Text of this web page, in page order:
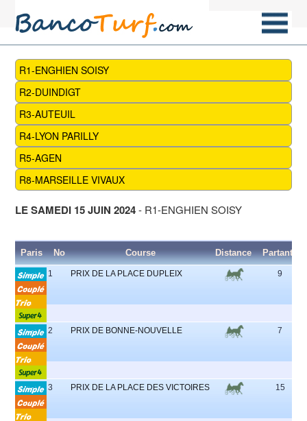
R1-ENGHIEN SOISY
R2-DUINDIGT
R3-AUTEUIL
R4-LYON PARILLY
R5-AGEN
R8-MARSEILLE VIVAUX
LE SAMEDI 15 JUIN 2024- R1-ENGHIEN SOISY
Paris No Course Distance Partants
1 PRIX DE LA PLACE DUPLEIX 9
2 PRIX DE BONNE-NOUVELLE 7
3 PRIX DE LA PLACE DES VICTOIRES
15